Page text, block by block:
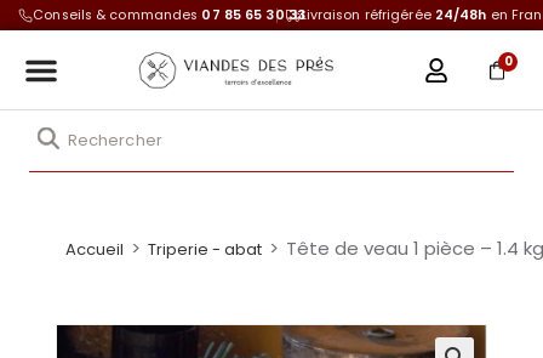
Conseils & commandes 07 85 65 30 33Livraison réfrigérée 24/48h en
0
Accueil > Triperie - abat > Tête de veau 1 pièce – 1.4 kg